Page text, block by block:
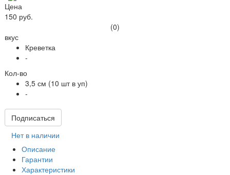
Цена
150 руб.
(0)
вкус
Креветка
-
Кол-во
3,5 см (10 шт в уп)
-
Подписаться
Нет в наличии
Описание
Гарантии
Характеристики